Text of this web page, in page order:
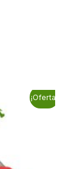
¡Oferta!